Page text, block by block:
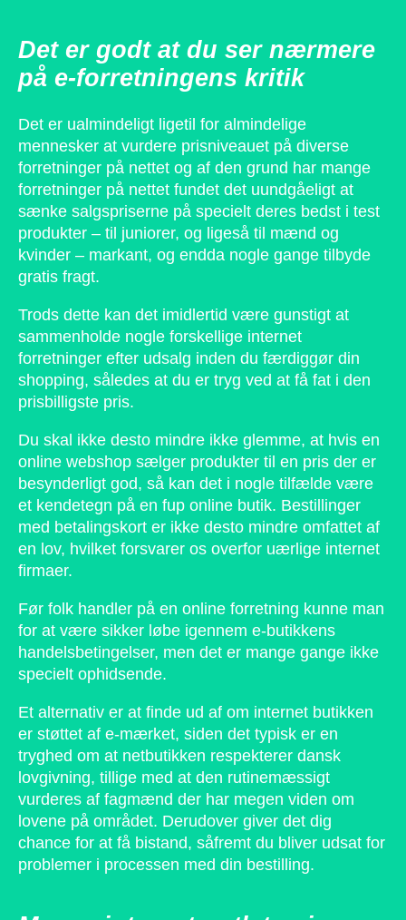
Det er godt at du ser nærmere
på e-forretningens kritik
Det er ualmindeligt ligetil for almindelige
mennesker at vurdere prisniveauet på diverse
forretninger på nettet og af den grund har mange
forretninger på nettet fundet det uundgåeligt at
sænke salgspriserne på specielt deres bedst i test
produkter – til juniorer, og ligeså til mænd og
kvinder – markant, og endda nogle gange tilbyde
gratis fragt.
Trods dette kan det imidlertid være gunstigt at
sammenholde nogle forskellige internet
forretninger efter udsalg inden du færdiggør din
shopping, således at du er tryg ved at få fat i den
prisbilligste pris.
Du skal ikke desto mindre ikke glemme, at hvis en
online webshop sælger produkter til en pris der er
besynderligt god, så kan det i nogle tilfælde være
et kendetegn på en fup online butik. Bestillinger
med betalingskort er ikke desto mindre omfattet af
en lov, hvilket forsvarer os overfor uærlige internet
firmaer.
Før folk handler på en online forretning kunne man
for at være sikker løbe igennem e-butikkens
handelsbetingelser, men det er mange gange ikke
specielt ophidsende.
Et alternativ er at finde ud af om internet butikken
er støttet af e-mærket, siden det typisk er en
tryghed om at netbutikken respekterer dansk
lovgivning, tillige med at den rutinemæssigt
vurderes af fagmænd der har megen viden om
lovene på området. Derudover giver det dig
chance for at få bistand, såfremt du bliver udsat for
problemer i processen med din bestilling.